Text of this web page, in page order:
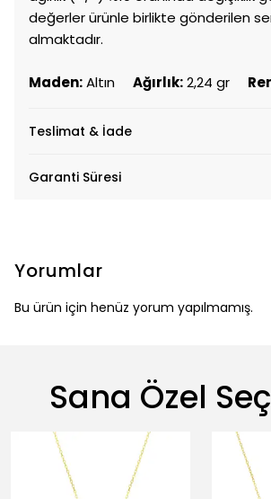
değerler ürünle birlikte gönderilen
almaktadır.
Maden:Altın Ağırlık:2,24 gr
Teslimat & İade
Garanti Süresi
Yorumlar
Bu ürün için henüz yorum yapılmamış.
Sana Özel